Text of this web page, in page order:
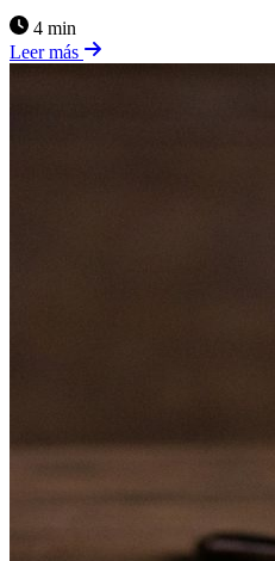
4 min
Leer más